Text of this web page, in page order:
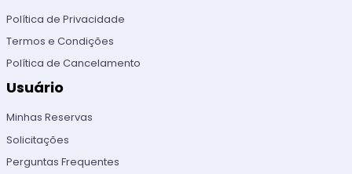
Política de Privacidade
Termos e Condições
Política de Cancelamento
Usuário
Minhas Reservas
Solicitações
Perguntas Frequentes